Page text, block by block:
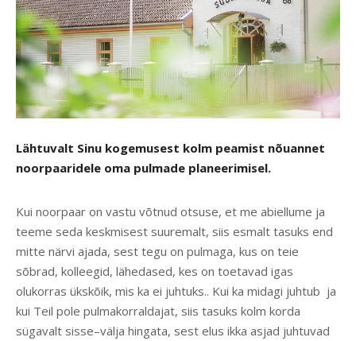
Lähtuvalt Sinu kogemusest kolm peamist nõuannet
noorpaaridele oma pulmade planeerimisel.
Kui noorpaar on vastu võtnud otsuse, et me abiellume ja
teeme seda keskmisest suuremalt, siis esmalt tasuks end
mitte närvi ajada, sest tegu on pulmaga, kus on teie
sõbrad, kolleegid, lähedased, kes on toetavad igas
olukorras ükskõik, mis ka ei juhtuks.. Kui ka midagi juhtub ja
kui Teil pole pulmakorraldajat, siis tasuks kolm korda
sügavalt sisse–välja hingata, sest elus ikka asjad juhtuvad